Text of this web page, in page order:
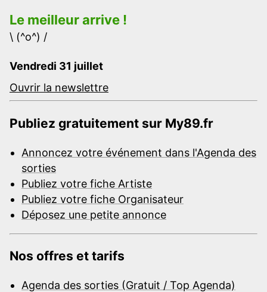
Le meilleur arrive !
\ (^o^) /
Vendredi 31 juillet
Ouvrir la newslettre
Publiez gratuitement sur My89.fr
Annoncez votre événement dans l'Agenda des
sorties
Publiez votre fiche Artiste
Publiez votre fiche Organisateur
Déposez une petite annonce
Nos offres et tarifs
Agenda des sorties (Gratuit / Top Agenda)